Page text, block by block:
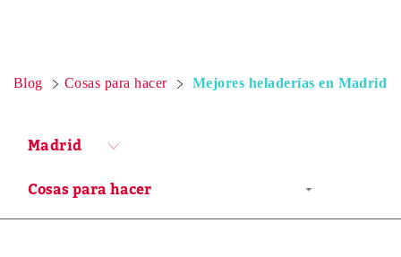
Blog Cosas para hacer Mejores heladerías en Madrid
Madrid